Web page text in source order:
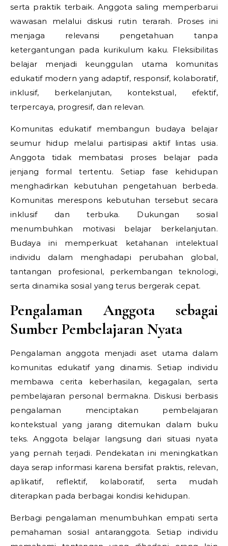
serta praktik terbaik. Anggota saling memperbarui
wawasan melalui diskusi rutin terarah. Proses ini
menjaga relevansi pengetahuan tanpa
ketergantungan pada kurikulum kaku. Fleksibilitas
belajar menjadi keunggulan utama komunitas
edukatif modern yang adaptif, responsif, kolaboratif,
inklusif, berkelanjutan, kontekstual, efektif,
terpercaya, progresif, dan relevan.
Komunitas edukatif membangun budaya belajar
seumur hidup melalui partisipasi aktif lintas usia.
Anggota tidak membatasi proses belajar pada
jenjang formal tertentu. Setiap fase kehidupan
menghadirkan kebutuhan pengetahuan berbeda.
Komunitas merespons kebutuhan tersebut secara
inklusif dan terbuka. Dukungan sosial
menumbuhkan motivasi belajar berkelanjutan.
Budaya ini memperkuat ketahanan intelektual
individu dalam menghadapi perubahan global,
tantangan profesional, perkembangan teknologi,
serta dinamika sosial yang terus bergerak cepat.
Pengalaman Anggota sebagai
Sumber Pembelajaran Nyata
Pengalaman anggota menjadi aset utama dalam
komunitas edukatif yang dinamis. Setiap individu
membawa cerita keberhasilan, kegagalan, serta
pembelajaran personal bermakna. Diskusi berbasis
pengalaman menciptakan pembelajaran
kontekstual yang jarang ditemukan dalam buku
teks. Anggota belajar langsung dari situasi nyata
yang pernah terjadi. Pendekatan ini meningkatkan
daya serap informasi karena bersifat praktis, relevan,
aplikatif, reflektif, kolaboratif, serta mudah
diterapkan pada berbagai kondisi kehidupan.
Berbagi pengalaman menumbuhkan empati serta
pemahaman sosial antaranggota. Setiap individu